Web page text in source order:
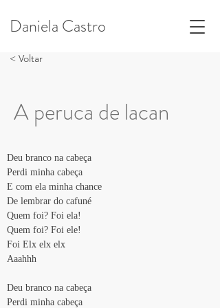
Daniela Castro
< Voltar
A peruca de lacan
Deu branco na cabeça
Perdi minha cabeça
E com ela minha chance
De lembrar do cafuné
Quem foi? Foi ela!
Quem foi? Foi ele!
Foi Elx elx elx
Aaahhh
Deu branco na cabeça
Perdi minha cabeça